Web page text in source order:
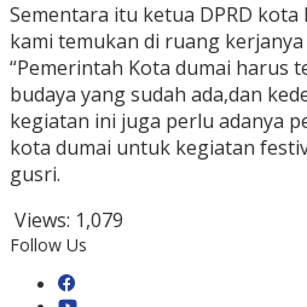
Sementara itu ketua DPRD
kami temukan di ruang
“Pemerintah Kota dumai harus
budaya yang sudah ada,dan
kegiatan ini juga perlu adanya
kota dumai untuk kegiatan
gusri.
Views: 1,079
Follow Us